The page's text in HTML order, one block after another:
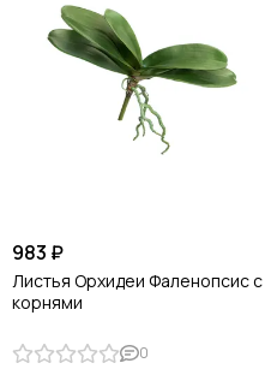
983 ₽
Листья Орхидеи Фаленопсис с
корнями
0